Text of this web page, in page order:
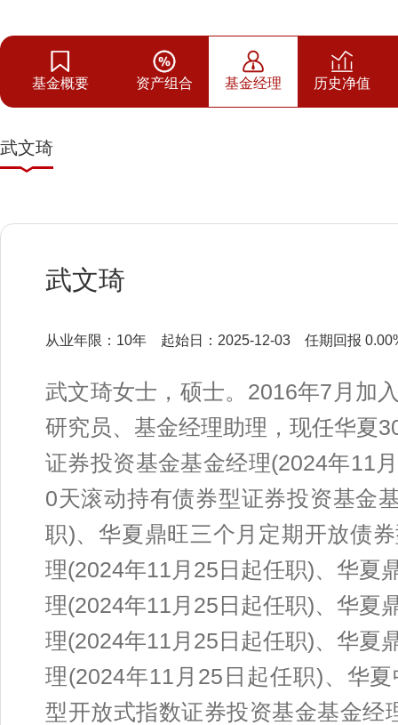
基金概要 资产组合 基金经理 历史净值
武文琦
武文琦
从业年限：10年 起始日：2025-12-03 任期回报
武文琦女士，硕士。2016年7月加
研究员、基金经理助理，现任华夏
证券投资基金基金经理(2024年11
0天滚动持有债券型证券投资基金
职)、华夏鼎旺三个月定期开放债
理(2024年11月25日起任职)、华夏
理(2024年11月25日起任职)、华夏
理(2024年11月25日起任职)、华夏
理(2024年11月25日起任职)、华
型开放式指数证券投资基金基金经